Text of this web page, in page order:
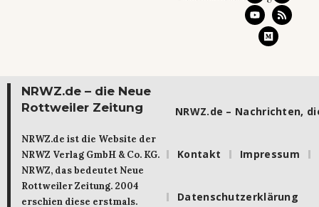
NRWZ.de – die Neue
Rottweiler Zeitung
NRWZ.de ist die Website der
NRWZ Verlag GmbH & Co. KG.
NRWZ, das bedeutet Neue
Rottweiler Zeitung. 2004
erschien diese erstmals.
NRWZ.de – Nachrichten,
Kontakt Impressum
Datenschutzerklärung